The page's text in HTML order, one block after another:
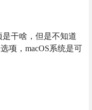
干啥，但是不知道
项，macOS系统是可